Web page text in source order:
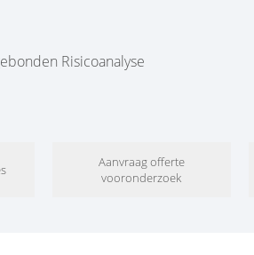
Risicoanalyse
Aanvraag offerte
vooronderzoek